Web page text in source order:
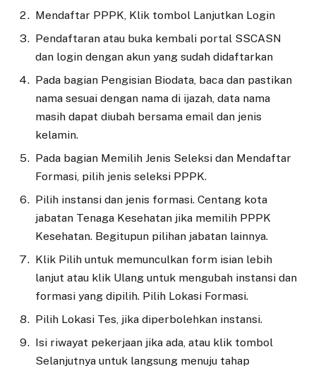
Mendaftar PPPK, Klik tombol Lanjutkan Login
Pendaftaran atau buka kembali portal SSCASN
dan login dengan akun yang sudah didaftarkan
Pada bagian Pengisian Biodata, baca dan pastikan
nama sesuai dengan nama di ijazah, data nama
masih dapat diubah bersama email dan jenis
kelamin.
Pada bagian Memilih Jenis Seleksi dan Mendaftar
Formasi, pilih jenis seleksi PPPK.
Pilih instansi dan jenis formasi. Centang kota
jabatan Tenaga Kesehatan jika memilih PPPK
Kesehatan. Begitupun pilihan jabatan lainnya.
Klik Pilih untuk memunculkan form isian lebih
lanjut atau klik Ulang untuk mengubah instansi dan
formasi yang dipilih. Pilih Lokasi Formasi.
Pilih Lokasi Tes, jika diperbolehkan instansi.
Isi riwayat pekerjaan jika ada, atau klik tombol
Selanjutnya untuk langsung menuju tahap